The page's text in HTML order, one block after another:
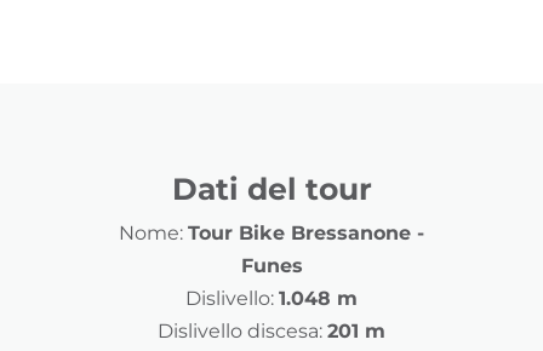
Dati del tour
Nome: Tour Bike Bressanone -
Funes
Dislivello: 1.048 m
Dislivello discesa: 201 m